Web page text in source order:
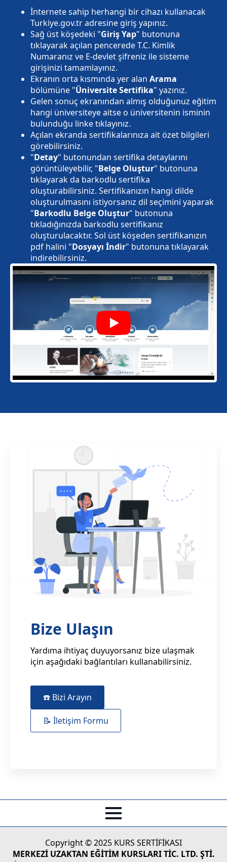
Play
İnternete sahip herhangi bir cihazı kullanacak
Turkiye.gov.tr adresine giriş yapınız.
Sağ üst köşedeki "Giriş Yap" butonuna
tıklayarak açılan pencerede T.C. Kimlik
Numaranız ve E-devlet şifreniz ile sisteme
girişinizi tamamlayınız.
Ekranın orta kısmında yer alan Arama
bölümüne "Üniversite Sertifika" yazınız.
Gelen sonuç ekranından almış olduğunuz eğitim
hangi üniversiteye aitse o üniversitenin isminin
bulunduğu linke tıklayınız.
Açılan ekranda sertifikalarınıza ait özet bilgileri
görebilirsiniz.
"Detay" butonundan sertifika detaylarını
görüntüleyebilir, "Belge Oluştur" butonuna
tıklayarak da barkodlu sertifika
oluşturabilirsiniz. Sertifikanızın hangi dilde
oluşturulmasını istiyorsanız dil seçimini yaparak
"Barkodlu Belge Oluştur" butonuna
tıkladığınızda barkodlu sertifikanız
oluşturulacaktır. Sol üst köşeden sertifikanızın
pdf halini "Dosyayı İndir" butonuna tıklayarak
indirebilirsiniz.
Bize Ulaşın
Yardıma ihtiyaç duyuyorsanız bize ulaşmak
için aşağıdaki bağlantıları kullanabilirsiniz.
☎️ Bizi Arayın
📝 İletişim Formu
Copyright © 2025 KURS SERTİFİKASI
MERKEZİ UZAKTAN EĞİTİM KURSLARI TİC. LTD. ŞTİ.